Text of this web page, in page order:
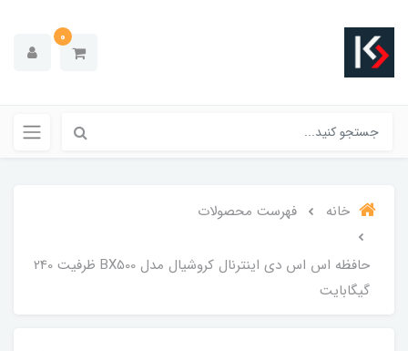
0
خانه فهرست محصولات
حافظه اس اس دی اینترنال کروشیال مدل BX500 ظرفیت 240
گیگابایت